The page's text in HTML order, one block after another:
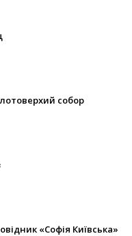
собор
«Софія Київська»